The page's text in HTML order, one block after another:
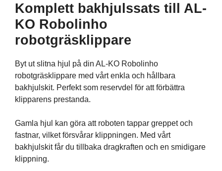
Komplett bakhjulssats till AL-
KO Robolinho
robotgräsklippare
Byt ut slitna hjul på din AL-KO Robolinho
robotgräsklippare med vårt enkla och hållbara
bakhjulskit. Perfekt som reservdel för att förbättra
klipparens prestanda.
Gamla hjul kan göra att roboten tappar greppet och
fastnar, vilket försvårar klippningen. Med vårt
bakhjulskit får du tillbaka dragkraften och en smidigare
klippning.